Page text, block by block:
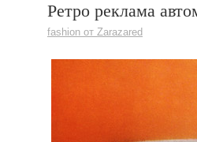
Ретро реклама
fashion от Zarazared